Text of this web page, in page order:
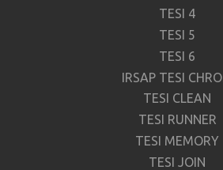
TESI 4
TESI 5
TESI 6
IRSAP TESI
TESI CLEAN
TESI RUNNER
TESI MEMORY
TESI JOIN